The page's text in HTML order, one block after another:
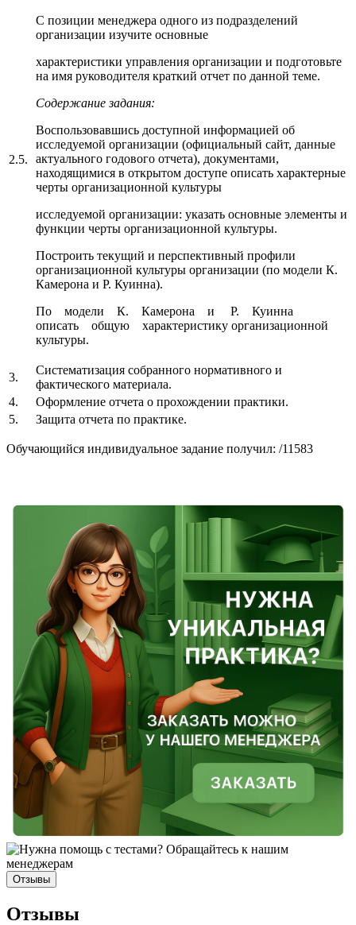
2.5.
С позиции менеджера одного из подразделений
организации изучите основные
характеристики управления организации и подготовьте
на имя руководителя краткий отчет по данной теме.
Содержание задания:
Воспользовавшись доступной информацией об
исследуемой организации (официальный сайт, данные
актуального годового отчета), документами,
находящимися в открытом доступе описать характерные
черты организационной культуры
исследуемой организации: указать основные элементы и
функции черты организационной культуры.
Построить текущий и перспективный профили
организационной культуры организации (по модели К.
Камерона и Р. Куинна).
По модели К. Камерона и Р. Куинна
описать общую характеристику организационной
культуры.
3.
Систематизация собранного нормативного и
фактического материала.
4.
Оформление отчета о прохождении практики.
5.
Защита отчета по практике.
Обучающийся индивидуальное задание получил: /11583
Отзывы
Отзывы